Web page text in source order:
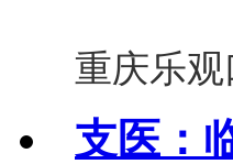
重庆乐
支医：